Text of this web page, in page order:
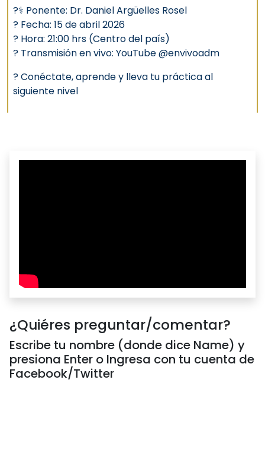
?‍⚕️ Ponente: Dr. Daniel Argüelles Rosel
? Fecha: 15 de abril 2026
? Hora: 21:00 hrs (Centro del país)
? Transmisión en vivo: YouTube @envivoadm
? Conéctate, aprende y lleva tu práctica al
siguiente nivel
¿Quiéres preguntar/comentar?
Escribe tu nombre (donde dice Name) y
presiona Enter o Ingresa con tu cuenta de
Facebook/Twitter